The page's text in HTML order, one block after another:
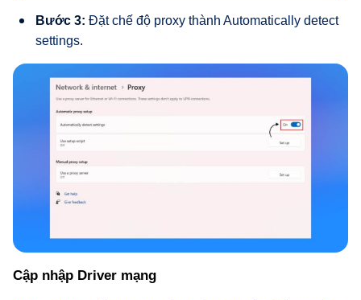
Bước 3: Đặt chế độ proxy thành Automatically detect
settings.
Cập nhập Driver mạng